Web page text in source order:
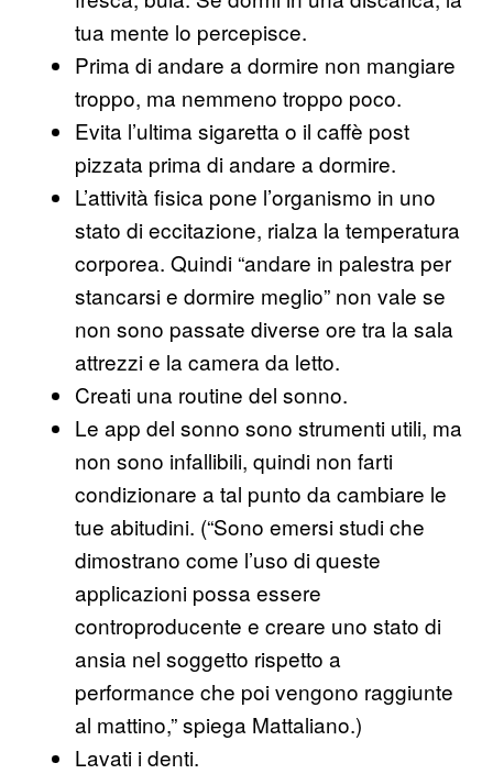
tua mente lo percepisce.
Prima di andare a dormire non mangiare
troppo, ma nemmeno troppo poco.
Evita l’ultima sigaretta o il caffè post
pizzata prima di andare a dormire.
L’attività fisica pone l’organismo in uno
stato di eccitazione, rialza la temperatura
corporea. Quindi “andare in palestra per
stancarsi e dormire meglio” non vale se
non sono passate diverse ore tra la sala
attrezzi e la camera da letto.
Creati una routine del sonno.
Le app del sonno sono strumenti utili, ma
non sono infallibili, quindi non farti
condizionare a tal punto da cambiare le
tue abitudini. (“Sono emersi studi che
dimostrano come l’uso di queste
applicazioni possa essere
controproducente e creare uno stato di
ansia nel soggetto rispetto a
performance che poi vengono raggiunte
al mattino,” spiega Mattaliano.)
Lavati i denti.